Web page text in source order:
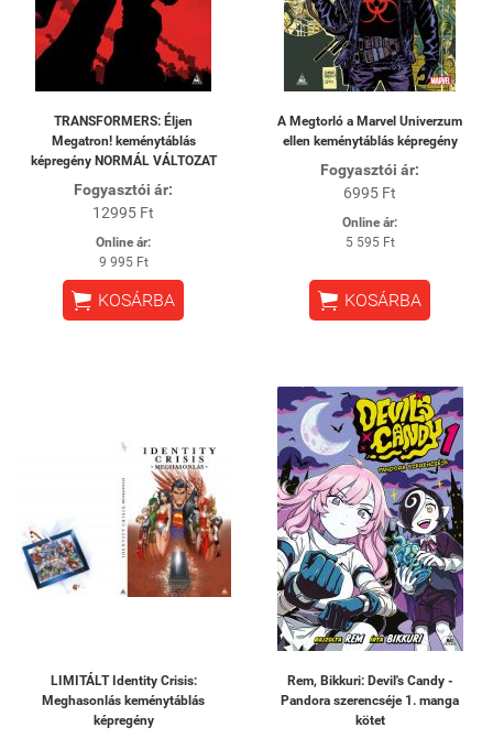
TRANSFORMERS: Éljen
Megatron! keménytáblás
képregény NORMÁL VÁLTOZAT
Fogyasztói ár:
12995 Ft
Online ár:
9 995 Ft
 KOSÁRBA
A Megtorló a Marvel Univerzum
ellen keménytáblás képregény
Fogyasztói ár:
6995 Ft
Online ár:
5 595 Ft
 KOSÁRBA
LIMITÁLT Identity Crisis:
Meghasonlás keménytáblás
képregény
Rem, Bikkuri: Devil's Candy -
Pandora szerencséje 1. manga
kötet